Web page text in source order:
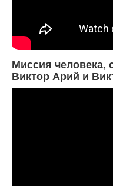
Миссия человека,
Виктор Арий и